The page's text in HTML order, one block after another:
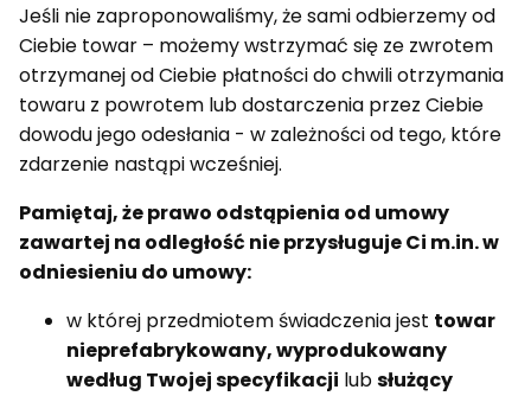
Jeśli nie zaproponowaliśmy, że sami odbierzemy od
Ciebie towar – możemy wstrzymać się ze zwrotem
otrzymanej od Ciebie płatności do chwili otrzymania
towaru z powrotem lub dostarczenia przez Ciebie
dowodu jego odesłania - w zależności od tego, które
zdarzenie nastąpi wcześniej.
Pamiętaj, że prawo odstąpienia od umowy
zawartej na odległość nie przysługuje Ci m.in. w
odniesieniu do umowy:
w której przedmiotem świadczenia jest towar
nieprefabrykowany, wyprodukowany
według Twojej specyfikacji lubsłużący